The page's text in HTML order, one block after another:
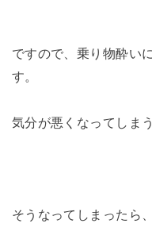
ですので、乗り物酔い
す。
気分が悪くなってしま
そうなってしまったら、